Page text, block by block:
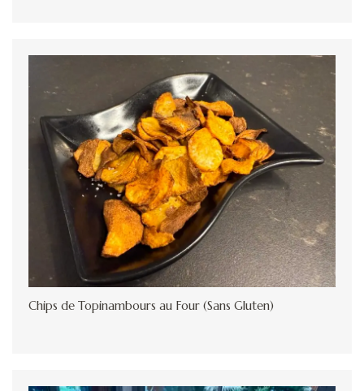
Chips de Topinambours au Four (Sans Gluten)